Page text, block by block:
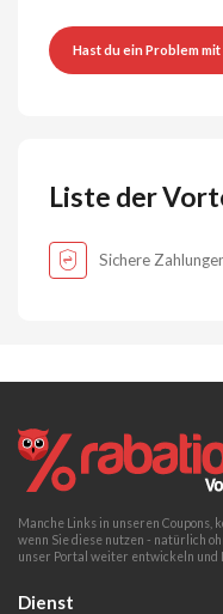
Hast du ein Problem
Liste der
Sichere
Manche Links in unseren Coupons,
wenn Sie diese nutzen - natürlich
unser Portal weiter entwickeln und
Dienst